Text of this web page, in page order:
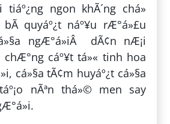
tiáº¿ng ngon khÃ´ng chá»
bÃ­ quyáº¿t náº¥u rÆ°á»£u
ngÆ°á»iÂ dÃ¢n nÆ¡i
chÆ°ng cáº¥t tá»« tinh hoa
cá»§a tÃ¢m huyáº¿t cá»§a
nÃªn thá»© men say